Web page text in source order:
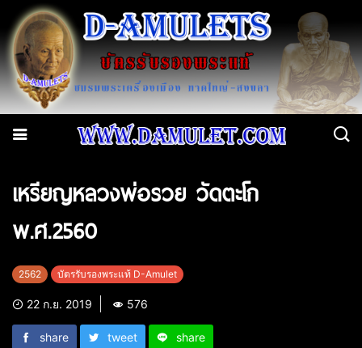
เหรียญหลวงพ่อรวย วัดตะโก
พ.ศ.2560
2562 บัตรรับรองพระแท้ D-Amulet
22 ก.ย. 2019 576
share tweet share